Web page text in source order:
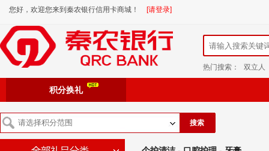
您好，欢迎您来到秦农银行信用卡商城！ [请登录]
热门搜索： 双立人
积分换礼
搜索